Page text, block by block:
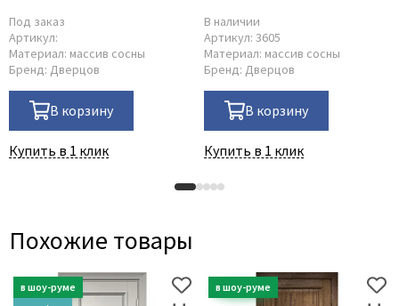
Под заказ
Артикул:
Материал: массив сосны
Бренд: Дверцов
В корзину
Купить в 1 клик
В наличии
Артикул: 3605
Материал: массив сосны
Бренд: Дверцов
В корзину
Купить в 1 клик
Похожие товары